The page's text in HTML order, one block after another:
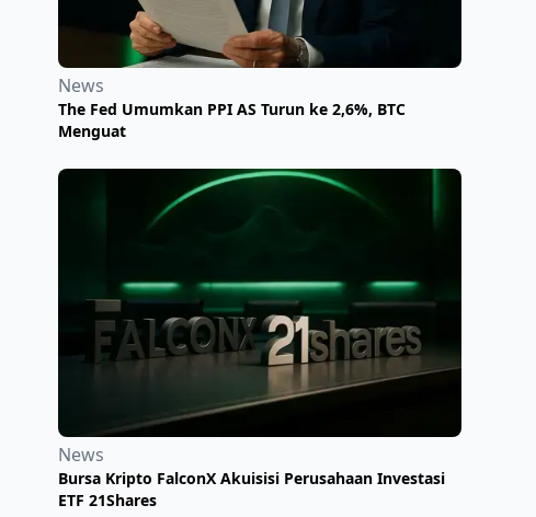
News
The Fed Umumkan PPI AS Turun ke 2,6%, BTC
Menguat
News
Bursa Kripto FalconX Akuisisi Perusahaan Investasi
ETF 21Shares